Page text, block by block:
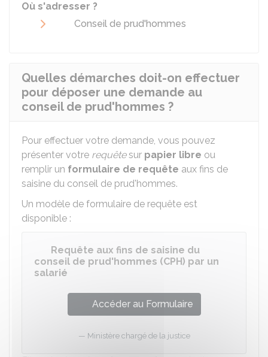
Où s'adresser ?
Conseil de prud'hommes
Quelles démarches doit-on effectuer
pour déposer une demande au
conseil de prud'hommes ?
Pour effectuer votre demande, vous pouvez
présenter votre requêtesur papier libre ou
remplir un formulaire de requête aux fins de
saisine du conseil de prud'hommes.
Un modèle de formulaire de requête est
disponible :
Requête aux fins de saisine du
conseil de prud'hommes (CPH) par un
salarié
Accéder au Formulaire
Ministère chargé de la justice